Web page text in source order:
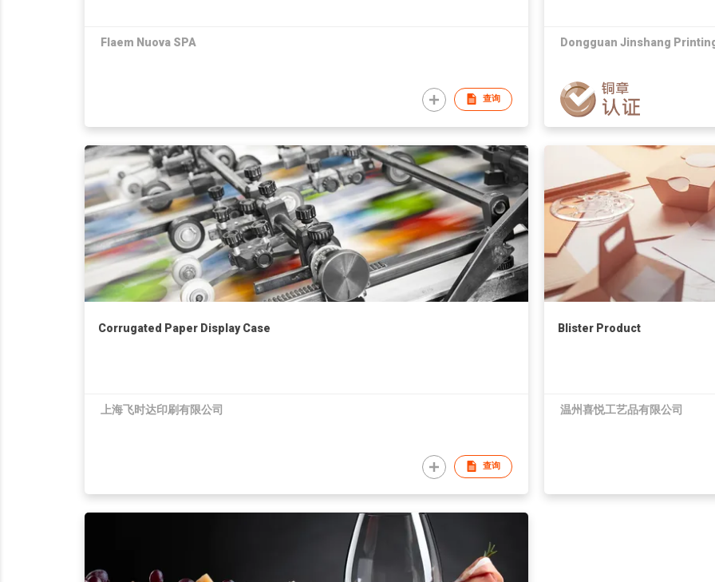
Flaem Nuova SPA
查询
Dongguan Jinshang
Corrugated Paper Display Case
上海飞时达印刷有限公司
查询
Blister Product
温州喜悦工艺品有限公司